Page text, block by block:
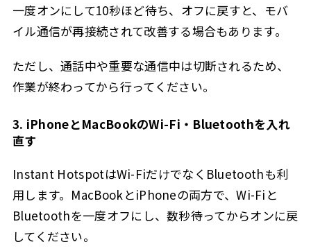
一度オンにして10秒ほど待ち、オフに戻すと、モバ
イル通信が再接続されて改善する場合もあります。
ただし、通話中や重要な通信中は切断されるため、
作業が終わってから行ってください。
3. iPhoneとMacBookのWi-Fi・Bluetoothを入れ
直す
Instant HotspotはWi-FiだけでなくBluetoothも利
用します。MacBookとiPhoneの両方で、Wi-Fiと
Bluetoothを一度オフにし、数秒待ってからオンに戻
してください。